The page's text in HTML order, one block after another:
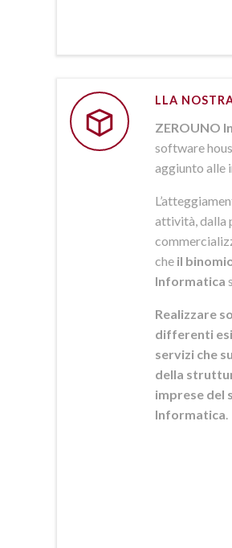
LLA
ZEROUNO
software
aggiunto alle
attività, dalla
che il
Informatica
Realizzare
differenti
servizi che
della
imprese del
Informatica